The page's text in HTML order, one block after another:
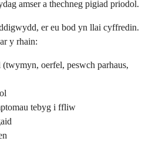
amser a thechneg pigiad priodol.
er eu bod yn llai cyffredin.
y rhain:
oerfel, peswch parhaus,
tebyg i ffliw